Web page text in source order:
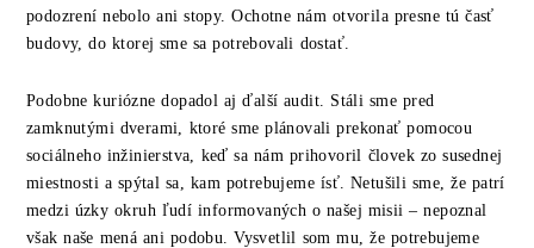
podozrení nebolo ani stopy. Ochotne nám otvorila presne tú časť
budovy, do ktorej sme sa potrebovali dostať.
Podobne kuriózne dopadol aj ďalší audit. Stáli sme pred
zamknutými dverami, ktoré sme plánovali prekonať pomocou
sociálneho inžinierstva, keď sa nám prihovoril človek zo susednej
miestnosti a spýtal sa, kam potrebujeme ísť. Netušili sme, že patrí
medzi úzky okruh ľudí informovaných o našej misii – nepoznal
však naše mená ani podobu. Vysvetlil som mu, že potrebujeme